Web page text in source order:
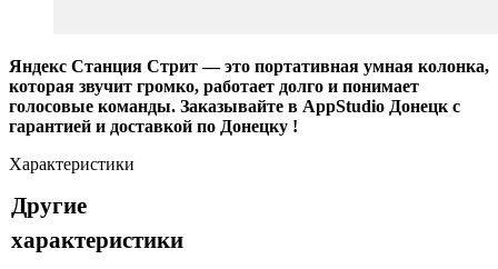
Яндекс Станция Стрит — это портативная умная колонка,
которая звучит громко, работает долго и понимает
голосовые команды. Заказывайте в AppStudio Донецк с
гарантией и доставкой по Донецку !
Характеристики
Другие
характеристики